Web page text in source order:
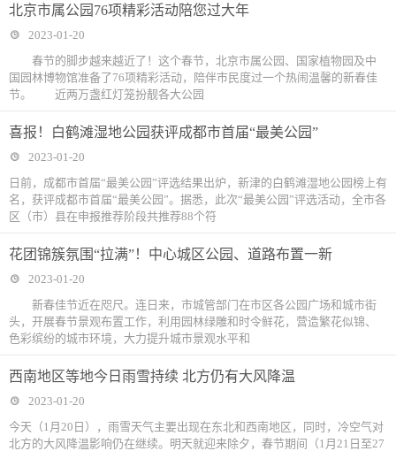
北京市属公园76项精彩活动陪您过大年
2023-01-20
春节的脚步越来越近了！这个春节，北京市属公园、国家植物园及中
国园林博物馆准备了76项精彩活动，陪伴市民度过一个热闹温馨的新春佳
节。 近两万盏红灯笼扮靓各大公园
喜报！白鹤滩湿地公园获评成都市首届“最美公园”
2023-01-20
日前，成都市首届“最美公园”评选结果出炉，新津的白鹤滩湿地公园榜上有
名，获评成都市首届“最美公园”。据悉，此次“最美公园”评选活动，全市各
区（市）县在申报推荐阶段共推荐88个符
花团锦簇氛围“拉满”！中心城区公园、道路布置一新
2023-01-20
新春佳节近在咫尺。连日来，市城管部门在市区各公园广场和城市街
头，开展春节景观布置工作，利用园林绿雕和时令鲜花，营造繁花似锦、
色彩缤纷的城市环境，大力提升城市景观水平和
西南地区等地今日雨雪持续 北方仍有大风降温
2023-01-20
今天（1月20日），雨雪天气主要出现在东北和西南地区，同时，冷空气对
北方的大风降温影响仍在继续。明天就迎来除夕，春节期间（1月21日至27